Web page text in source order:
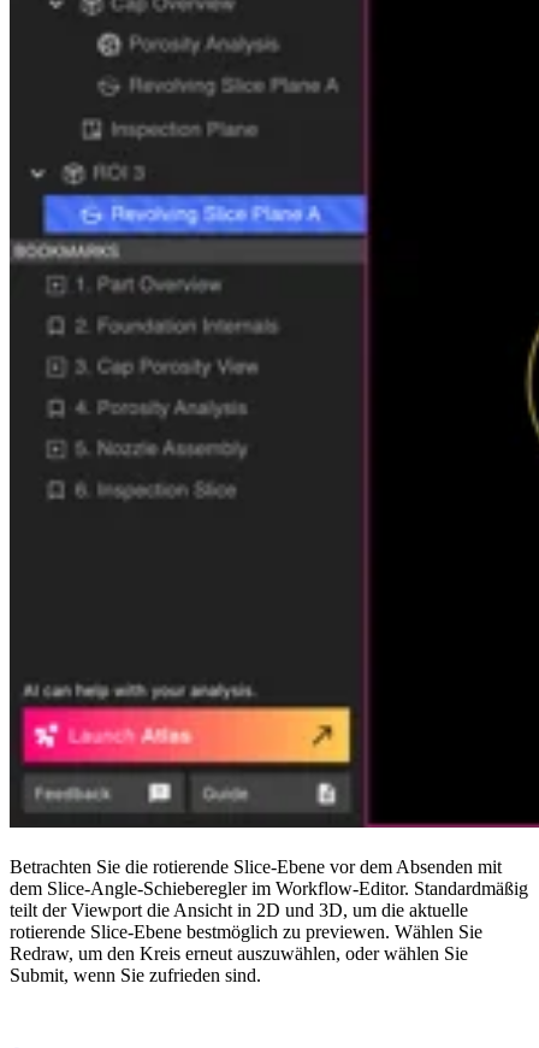
Betrachten Sie die rotierende Slice-Ebene vor dem Absenden mit
dem Slice-Angle-Schieberegler im Workflow-Editor. Standardmäßig
teilt der Viewport die Ansicht in 2D und 3D, um die aktuelle
rotierende Slice-Ebene bestmöglich zu previewen. Wählen Sie
Redraw, um den Kreis erneut auszuwählen, oder wählen Sie
Submit, wenn Sie zufrieden sind.